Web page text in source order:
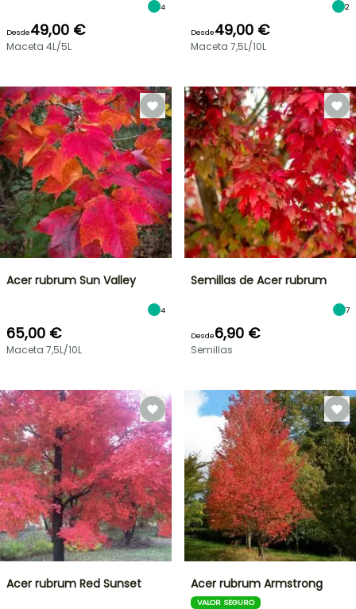
4
Desde49,00 €
Maceta 4L/5L
2
Desde49,00 €
Maceta 7,5L/10L
Acer rubrum Sun Valley
4
65,00 €
Maceta 7,5L/10L
Semillas de Acer rubrum
7
Desde6,90 €
Semillas
Acer rubrum Red Sunset Acer rubrum Armstrong
VALOR SEGURO